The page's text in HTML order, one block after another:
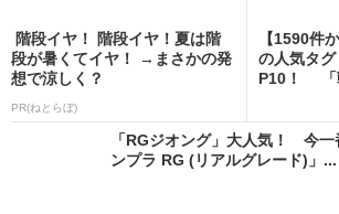
階段イヤ！ 階段イヤ！夏は階
段が暑くてイヤ！ →まさかの発
想で涼しく？
PR(ねとらぼ)
【1590件
の人気タ
P10！ 「
「RGジオング」大人気！ 今
ンプラ RG (リアルグレード)」...